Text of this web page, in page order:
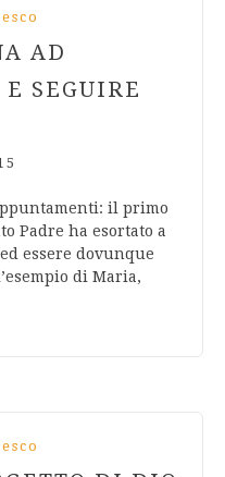
AD
E SEGUIRE
il primo
Padre ha esortato a
essere dovunque
di Maria,